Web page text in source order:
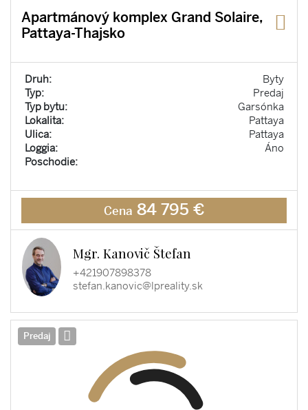
Apartmánový komplex Grand Solaire,
Pattaya-Thajsko
Druh:
Byty
Typ:
Predaj
Typ bytu:
Garsónka
Lokalita:
Pattaya
Ulica:
Pattaya
Loggia:
Áno
Poschodie:
Cena 84 795 €
Mgr. Kanovič Štefan
+421907898378
stefan.kanovic@lpreality.sk
Predaj